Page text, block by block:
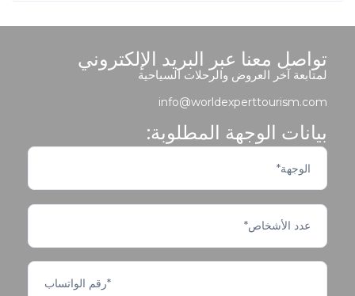
تواصل معنا عبر البريد الإلكتروني
لمتابعة آخر العروض والرحلات السياحية
info@worldexperttourism.com
بيانات الوجهة المطلوبة: